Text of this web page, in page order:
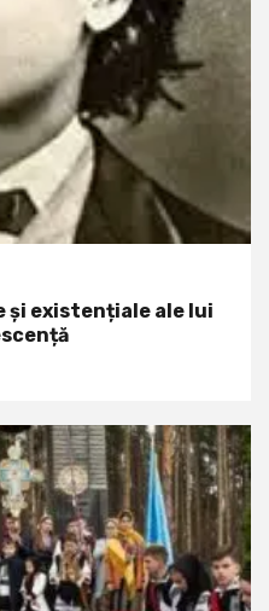
existențiale ale lui